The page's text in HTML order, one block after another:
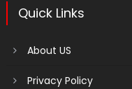
Quick Links
About US
Privacy Policy